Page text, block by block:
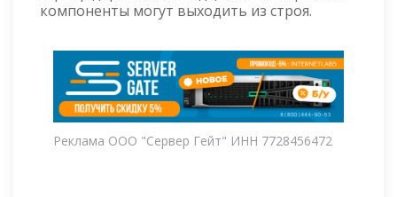
компоненты могут выходить из строя.
Реклама ООО "Сервер Гейт" ИНН 7728456472